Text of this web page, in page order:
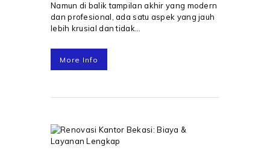
Namun di balik tampilan akhir yang modern
dan profesional, ada satu aspek yang jauh
lebih krusial dan tidak…
More Info